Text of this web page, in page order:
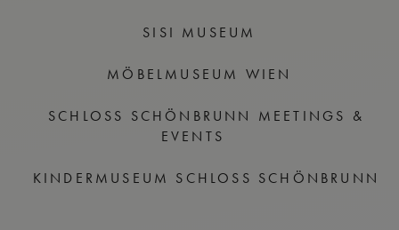
SISI MUSEUM
MÖBELMUSEUM WIEN
SCHLOSS SCHÖNBRUNN MEETINGS &
EVENTS
KINDERMUSEUM SCHLOSS SCHÖNBRUNN